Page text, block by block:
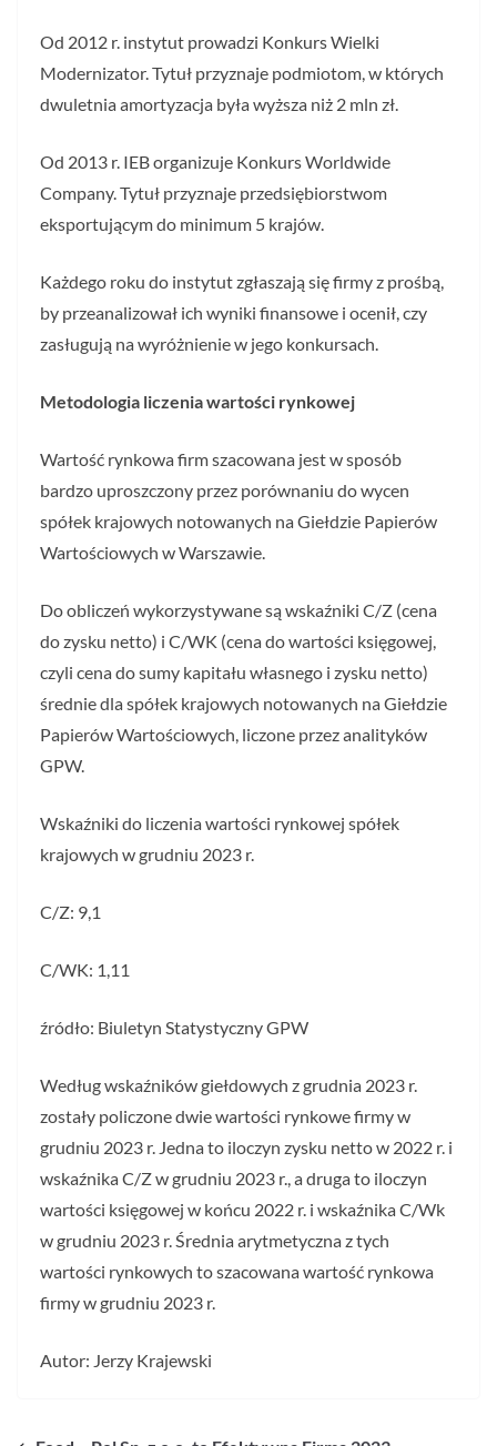
Od 2012 r. instytut prowadzi Konkurs Wielki
Modernizator. Tytuł przyznaje podmiotom, w których
dwuletnia amortyzacja była wyższa niż 2 mln zł.
Od 2013 r. IEB organizuje Konkurs Worldwide
Company. Tytuł przyznaje przedsiębiorstwom
eksportującym do minimum 5 krajów.
Każdego roku do instytut zgłaszają się firmy z prośbą,
by przeanalizował ich wyniki finansowe i ocenił, czy
zasługują na wyróżnienie w jego konkursach.
Metodologia liczenia wartości rynkowej
Wartość rynkowa firm szacowana jest w sposób
bardzo uproszczony przez porównaniu do wycen
spółek krajowych notowanych na Giełdzie Papierów
Wartościowych w Warszawie.
Do obliczeń wykorzystywane są wskaźniki C/Z (cena
do zysku netto) i C/WK (cena do wartości księgowej,
czyli cena do sumy kapitału własnego i zysku netto)
średnie dla spółek krajowych notowanych na Giełdzie
Papierów Wartościowych, liczone przez analityków
GPW.
Wskaźniki do liczenia wartości rynkowej spółek
krajowych w grudniu 2023 r.
C/Z: 9,1
C/WK: 1,11
źródło: Biuletyn Statystyczny GPW
Według wskaźników giełdowych z grudnia 2023 r.
zostały policzone dwie wartości rynkowe firmy w
grudniu 2023 r. Jedna to iloczyn zysku netto w 2022 r. i
wskaźnika C/Z w grudniu 2023 r., a druga to iloczyn
wartości księgowej w końcu 2022 r. i wskaźnika C/Wk
w grudniu 2023 r. Średnia arytmetyczna z tych
wartości rynkowych to szacowana wartość rynkowa
firmy w grudniu 2023 r.
Autor: Jerzy Krajewski